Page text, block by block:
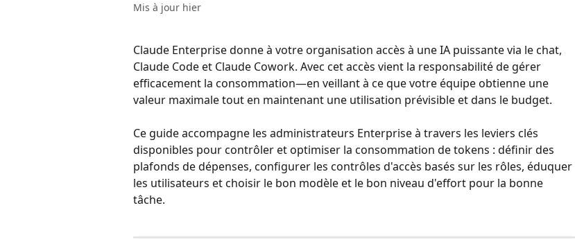
Mis à jour hier
Claude Enterprise donne à votre organisation accès à une IA puissante via le chat,
Claude Code et Claude Cowork. Avec cet accès vient la responsabilité de gérer
efficacement la consommation—en veillant à ce que votre équipe obtienne une
valeur maximale tout en maintenant une utilisation prévisible et dans le budget.
Ce guide accompagne les administrateurs Enterprise à travers les leviers clés
disponibles pour contrôler et optimiser la consommation de tokens : définir des
plafonds de dépenses, configurer les contrôles d'accès basés sur les rôles, éduquer
les utilisateurs et choisir le bon modèle et le bon niveau d'effort pour la bonne
tâche.